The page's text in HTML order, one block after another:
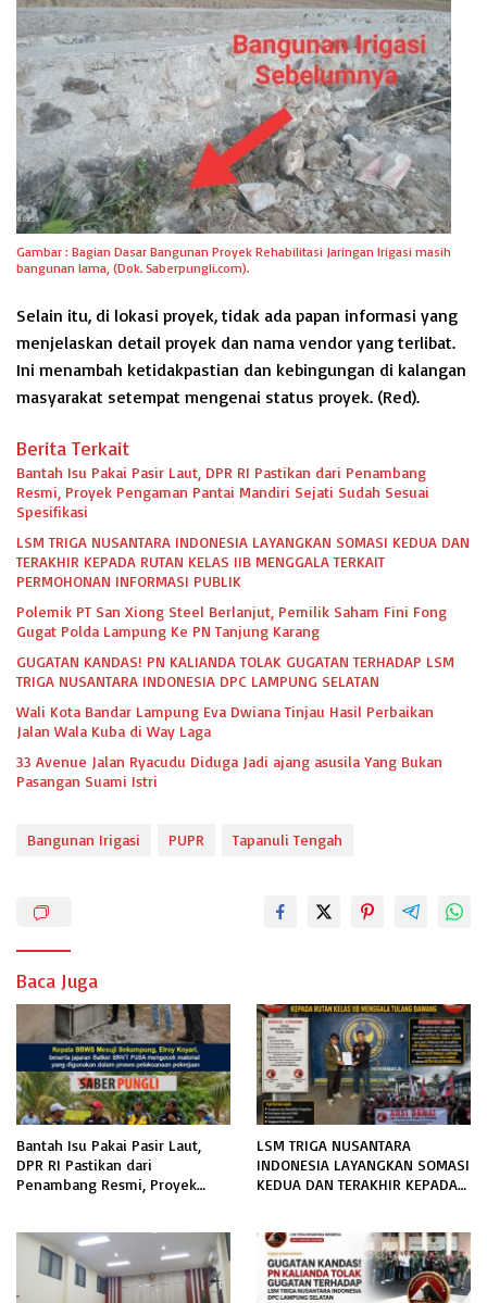
Gambar : Bagian Dasar Bangunan Proyek Rehabilitasi Jaringan Irigasi masih
bangunan lama, (Dok. Saberpungli.com).
Selain itu, di lokasi proyek, tidak ada papan informasi yang
menjelaskan detail proyek dan nama vendor yang terlibat.
Ini menambah ketidakpastian dan kebingungan di kalangan
masyarakat setempat mengenai status proyek. (Red).
Berita Terkait
Bantah Isu Pakai Pasir Laut, DPR RI Pastikan dari Penambang
Resmi, Proyek Pengaman Pantai Mandiri Sejati Sudah Sesuai
Spesifikasi
LSM TRIGA NUSANTARA INDONESIA LAYANGKAN SOMASI KEDUA DAN
TERAKHIR KEPADA RUTAN KELAS IIB MENGGALA TERKAIT
PERMOHONAN INFORMASI PUBLIK
Polemik PT San Xiong Steel Berlanjut, Pemilik Saham Fini Fong
Gugat Polda Lampung Ke PN Tanjung Karang
GUGATAN KANDAS! PN KALIANDA TOLAK GUGATAN TERHADAP LSM
TRIGA NUSANTARA INDONESIA DPC LAMPUNG SELATAN
Wali Kota Bandar Lampung Eva Dwiana Tinjau Hasil Perbaikan
Jalan Wala Kuba di Way Laga
33 Avenue Jalan Ryacudu Diduga Jadi ajang asusila Yang Bukan
Pasangan Suami Istri
Bangunan Irigasi PUPR Tapanuli Tengah
Baca Juga
Bantah Isu Pakai Pasir Laut,
DPR RI Pastikan dari
Penambang Resmi, Proyek
LSM TRIGA NUSANTARA
INDONESIA LAYANGKAN SOMASI
KEDUA DAN TERAKHIR KEPADA
INFORMASI PUBLIK